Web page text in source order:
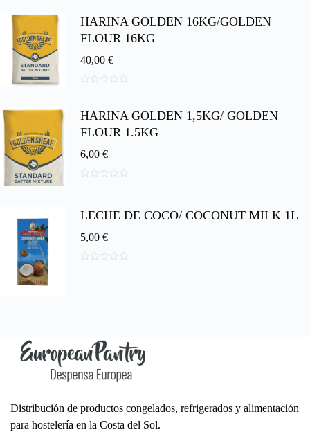
e
HARINA GOLDEN 16KG/GOLDEN
FLOUR 16KG
40,00 €
e
HARINA GOLDEN 1,5KG/ GOLDEN
FLOUR 1.5KG
6,00 €
5
LECHE DE COCO/ COCONUT MILK 1L
5,00 €
Distribución de productos congelados, refrigerados y alimentación
para hostelería en la Costa del Sol.